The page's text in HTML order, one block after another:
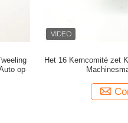
op
Het 16 Kerncomité zet